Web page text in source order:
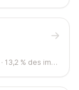
· 13,2 % des immeubles